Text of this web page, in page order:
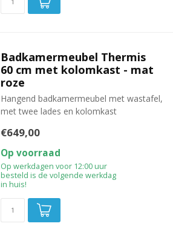
Badkamermeubel Thermis
60 cm met kolomkast - mat
roze
Hangend badkamermeubel met wastafel,
met twee lades en kolomkast
€649,00
Op voorraad
Op werkdagen voor 12:00 uur
besteld is de volgende werkdag
in huis!